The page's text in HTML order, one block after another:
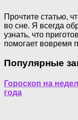
Прочтите статью,
во сне. Я всегда
узнать, что
помогает вовремя
Популярные
Гороскоп на
года